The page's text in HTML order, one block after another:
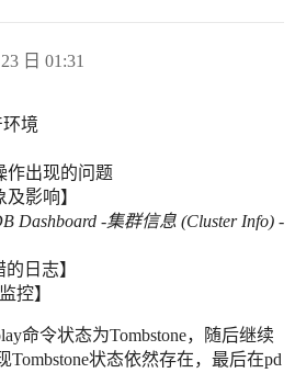
日 01:31
环境
作出现的问题
影响】
Dashboard -集群信息 (Cluster Info) -
日志】
控】
命令状态为Tombstone，随后继续
Tombstone状态依然存在，最后在pd